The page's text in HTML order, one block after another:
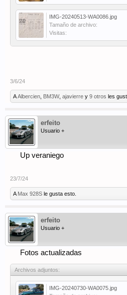
IMG-20240513-WA0086.jpg
Tamaño de archivo:
Visitas:
3/6/24
AAlbercien BM3W, ajavierre y 9 otros les
erfeito
Usuario +
Up veraniego
23/7/24
A Max 928S le gusta esto.
erfeito
Usuario +
Fotos actualizadas
Archivos adjuntos:
IMG-20240730-WA0075.jpg